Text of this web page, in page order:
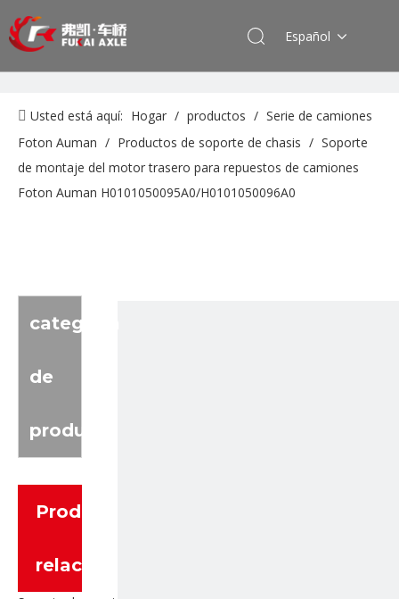
Español
Usted está aquí: Hogar / productos / Serie de camiones
Foton Auman / Productos de soporte de chasis / Soporte
de montaje del motor trasero para repuestos de camiones
Foton Auman H0101050095A0/H0101050096A0
categoria
de
producto
Productos
relacionados